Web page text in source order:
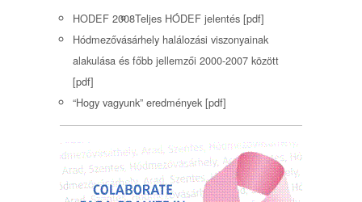
HODEF 2008Teljes HÓDEF jelentés [pdf]
Hódmezővásárhely halálozási viszonyainak
alakulása és főbb jellemzői 2000-2007 között
[pdf]
“Hogy vagyunk” eredmények [pdf]